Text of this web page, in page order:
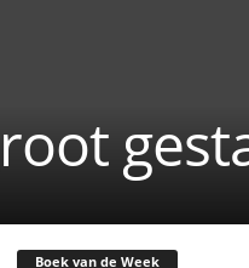
Boek van de Week